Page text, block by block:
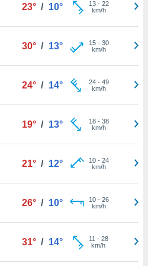
23° / 10° 13- 22
km/h
30° / 13° 15- 30
km/h
24° / 14° 24- 49
km/h
19° / 13° 18- 38
km/h
21° / 12° 10- 24
km/h
26° / 10° 10- 26
km/h
31° / 14° 11 - 28
km/h